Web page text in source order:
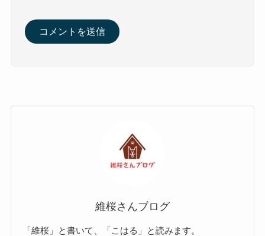
維桜さんブログ
「維桜」と書いて、「こはる」と読みます。